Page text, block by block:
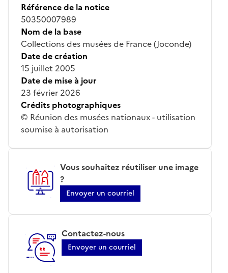
Référence de la notice
50350007989
Nom de la base
Collections des musées de France (Joconde)
Date de création
15 juillet 2005
Date de mise à jour
23 février 2026
Crédits photographiques
© Réunion des musées nationaux - utilisation
soumise à autorisation
Vous souhaitez réutiliser une image
?
Envoyer un courriel
Contactez-nous
Envoyer un courriel